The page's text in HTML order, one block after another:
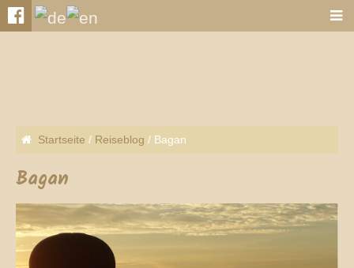
Startseite / Reiseblog / Bagan
Bagan